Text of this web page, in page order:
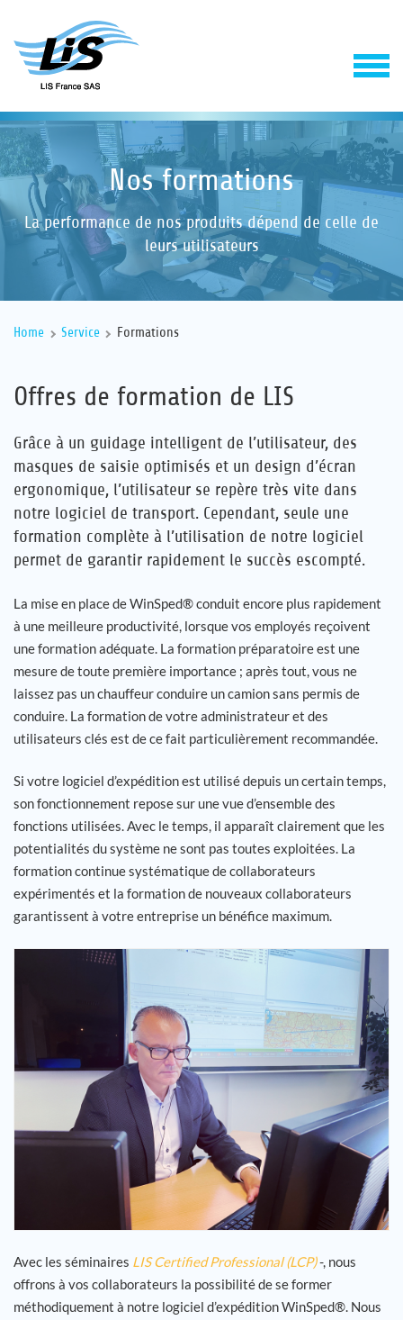
Solutions
Entreprise
Carrière
Références
Actualités
Nos formations
La performance de nos produits dépend de celle de
leurs utilisateurs
Home Service Formations
Offres de formation de LIS
Grâce à un guidage intelligent de l’utilisateur, des
masques de saisie optimisés et un design d’écran
ergonomique, l’utilisateur se repère très vite dans
notre logiciel de transport. Cependant, seule une
formation complète à l’utilisation de notre logiciel
permet de garantir rapidement le succès escompté.
La mise en place de WinSped® conduit encore plus rapidement
à une meilleure productivité, lorsque vos employés reçoivent
une formation adéquate. La formation préparatoire est une
mesure de toute première importance ; après tout, vous ne
laissez pas un chauffeur conduire un camion sans permis de
conduire. La formation de votre administrateur et des
utilisateurs clés est de ce fait particulièrement recommandée.
Si votre logiciel d’expédition est utilisé depuis un certain temps,
son fonctionnement repose sur une vue d’ensemble des
fonctions utilisées. Avec le temps, il apparaît clairement que les
potentialités du système ne sont pas toutes exploitées. La
formation continue systématique de collaborateurs
expérimentés et la formation de nouveaux collaborateurs
garantissent à votre entreprise un bénéfice maximum.
Avec les séminaires LIS Certified Professional (LCP)-, nous
offrons à vos collaborateurs la possibilité de se former
méthodiquement à notre logiciel d’expédition WinSped®. Nous